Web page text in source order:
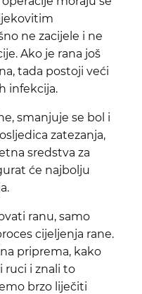
ne zacijele i ne
Ako je rana još
tada postoji veći
infekcija.
smanjuje se bol i
zatezanja,
sredstva za
će najbolju
ranu, samo
cijeljenja rane.
priprema, kako
ruci i znali to
brzo liječiti